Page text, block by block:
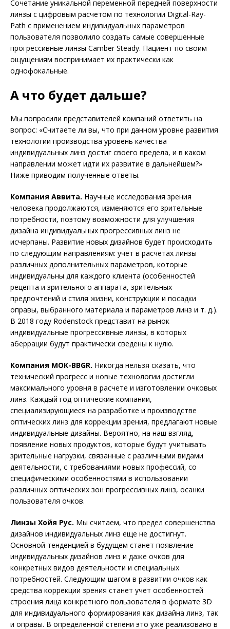
Cочетание уникальной переменной передней поверхности
линзы с цифровым расчетом по технологии Digital-Ray-
Path с применением индивидуальных параметров
пользователя позволило создать самые совершенные
прогрессивные линзы Camber Steady. Пациент по своим
ощущениям воспринимает их практически как
однофокальные.
А что будет дальше?
Мы попросили представителей компаний ответить на
вопрос: «Считаете ли вы, что при данном уровне развития
технологии производства уровень качества
индивидуальных линз достиг своего предела, и в каком
направлении может идти их развитие в дальнейшем?»
Ниже приводим полученные ответы.
Компания Аввита. Научные исследования зрения
человека продолжаются, изменяются его зрительные
потребности, поэтому возможности для улучшения
дизайна индивидуальных прогрессивных линз не
исчерпаны. Развитие новых дизайнов будет происходить
по следующим направлениям: учет в расчетах линзы
различных дополнительных параметров, которые
индивидуальны для каждого клиента (особенностей
рецепта и зрительного аппарата, зрительных
предпочтений и стиля жизни, конструкции и посадки
оправы, выбранного материала и параметров линз и т. д.).
В 2018 году Rodenstock представит на рынок
индивидуальные прогрессивные линзы, в которых
аберрации будут практически сведены к нулю.
Компания МОК-BBGR. Никогда нельзя сказать, что
технический прогресс и новые технологии достигли
максимального уровня в расчете и изготовлении очковых
линз. Каждый год оптические компании,
специализирующиеся на разработке и производстве
оптических линз для коррекции зрения, предлагают новые
индивидуальные дизайны. Вероятно, на наш взгляд,
появление новых продуктов, которые будут учитывать
зрительные нагрузки, связанные с различными видами
деятельности, с требованиями новых профессий, со
специфическими особенностями в использовании
различных оптических зон прогрессивных линз, осанки
пользователя очков.
Линзы Хойя Рус. Мы считаем, что предел совершенства
дизайнов индивидуальных линз еще не достигнут.
Основной тенденцией в будущем станет появление
индивидуальных дизайнов линз и даже очков для
конкретных видов деятельности и специальных
потребностей. Следующим шагом в развитии очков как
средства коррекции зрения станет учет особенностей
строения лица конкретного пользователя в формате 3D
для индивидуального формирования как дизайна линз, так
и оправы. В определенной степени это уже реализовано в